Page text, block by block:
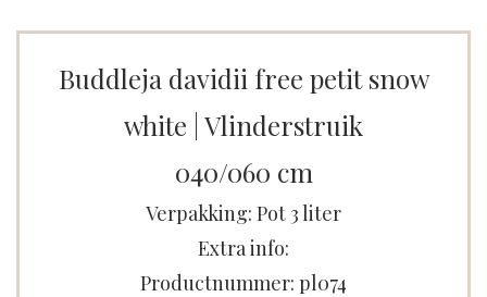
Buddleja davidii free petit snow
white | Vlinderstruik
040/060 cm
Verpakking: Pot 3 liter
Extra info:
Productnummer: pl074